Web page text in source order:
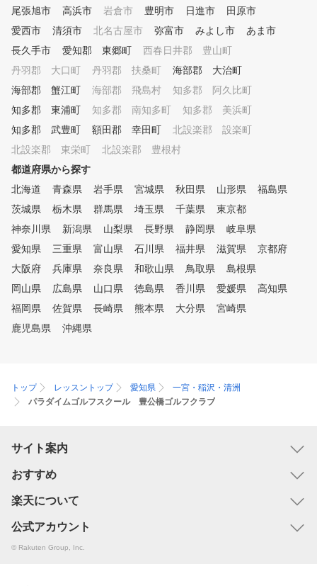
習得し確実な上達をお約
尾張旭市
高浜市 岩倉市 豊明市 日進市
田原市
愛西市
清須市 北名古屋市 弥富市 みよし市
あま市
長久手市
愛知郡 東郷町
西春日井郡 豊山町
丹羽郡 大口町
丹羽郡 扶桑町
海部郡 大治町
海部郡 蟹江町
海部郡 飛島村
知多郡 阿久比町
知多郡 東浦町
知多郡 南知多町
知多郡 美浜町
知多郡 武豊町
額田郡 幸田町
北設楽郡 設楽町
北設楽郡 東栄町
北設楽郡 豊根村
都道府県から探す
北海道
青森県 岩手県 宮城県 秋田県 山形県
福島県
茨城県
栃木県 群馬県 埼玉県 千葉県
東京都
神奈川県
新潟県 山梨県 長野県 静岡県
岐阜県
愛知県
三重県 富山県 石川県 福井県 滋賀県
京都府
大阪府
兵庫県 奈良県 和歌山県 鳥取県
島根県
岡山県
広島県 山口県 徳島県 香川県 愛媛県
高知県
福岡県
佐賀県 長崎県 熊本県 大分県
宮崎県
鹿児島県
沖縄県
トップ レッスントップ 愛知県
一宮・稲沢・清洲
パラダイムゴルフスクール 豊公橋ゴルフクラブ
サイト案内
おすすめ
楽天について
公式アカウント
© Rakuten Group, Inc.